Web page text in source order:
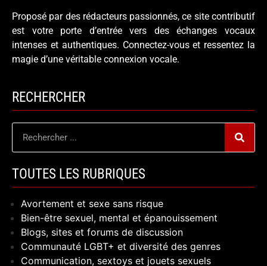
Proposé par des rédacteurs passionnés, ce site contributif
est votre porte d’entrée vers des échanges vocaux
intenses et authentiques. Connectez-vous et ressentez la
magie d’une véritable connexion vocale.
RECHERCHER
TOUTES LES RUBRIQUES
Avortement et sexe sans risque
Bien-être sexuel, mental et épanouissement
Blogs, sites et forums de discussion
Communauté LGBT+ et diversité des genres
Communication, sextoys et jouets sexuels